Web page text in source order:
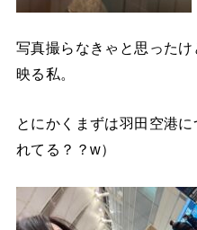
写真撮らなきゃと思った
映る私。
とにかくまずは羽田空港
れてる？？w）